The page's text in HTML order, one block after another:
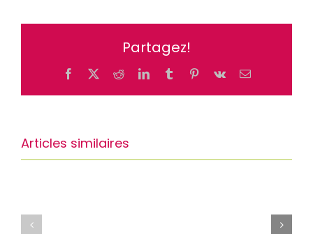
Partagez!
Facebook
X RedditLinkedInTumblrPinterest
Vk Email
Articles similaires